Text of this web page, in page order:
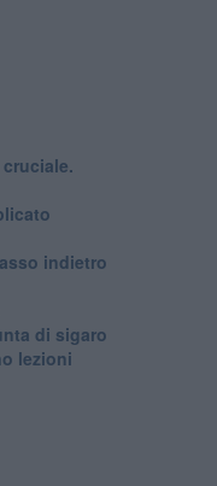
indietro
di sigaro
lezioni